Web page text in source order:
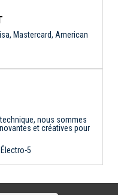
Mastercard, American
nous sommes
et créatives pour
5